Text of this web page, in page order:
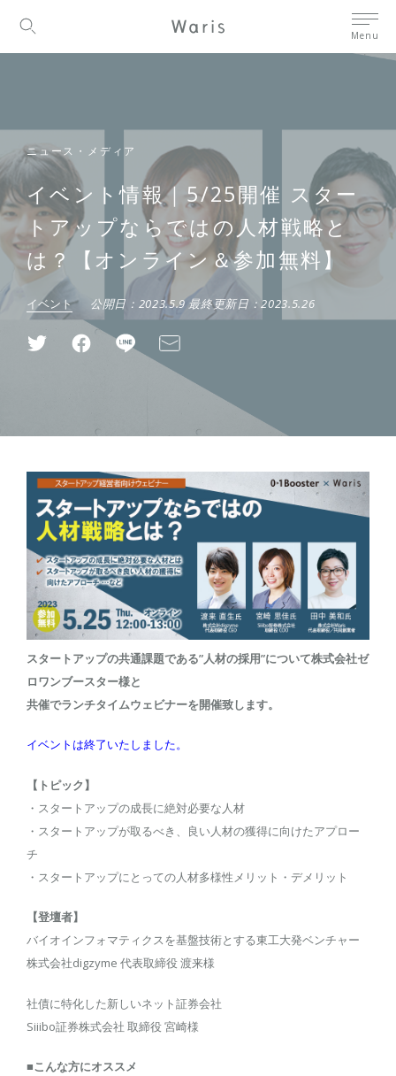
Menu
ニュース・メディア
イベント情報｜5/25開催 スター
トアップならではの人材戦略と
は？【オンライン＆参加無料】
イベント 公開日： 2023.5.9最終更新日：2023.5.26
スタートアップの共通課題である”人材の採用”について株式会社ゼ
ロワンブースター様と
共催でランチタイムウェビナーを開催致します。
イベントは終了いたしました。
【トピック】
・スタートアップの成長に絶対必要な人材
・スタートアップが取るべき、良い人材の獲得に向けたアプロー
チ
・スタートアップにとっての人材多様性メリット・デメリット
【登壇者】
バイオインフォマティクスを基盤技術とする東工大発ベンチャー
株式会社digzyme 代表取締役 渡来様
社債に特化した新しいネット証券会社
Siiibo証券株式会社 取締役 宮崎様
■こんな方にオススメ